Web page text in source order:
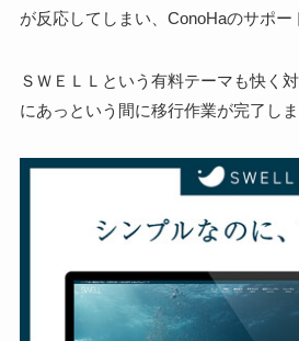
が反応してしまい、ConoHaのサポ
ＳＷＥＬＬという有料テーマも快く
にあっという間に移行作業が完了しま